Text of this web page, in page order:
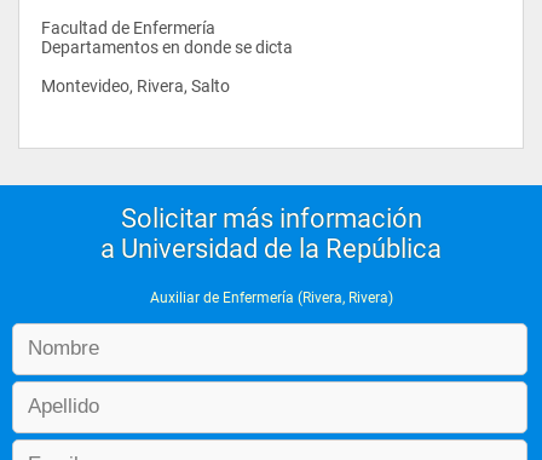
Facultad de Enfermería
Departamentos en donde se dicta
Montevideo, Rivera, Salto
Solicitar más información
a Universidad de la República
Auxiliar de Enfermería (Rivera, Rivera)